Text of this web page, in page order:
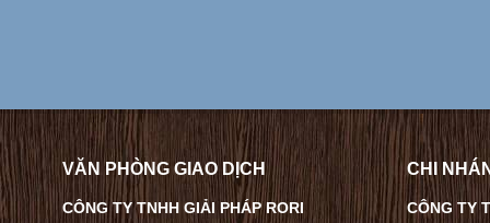
VĂN PHÒNG GIAO DỊCH
CÔNG TY TNHH GIẢI PHÁP RORI
CHI
CÔNG TY